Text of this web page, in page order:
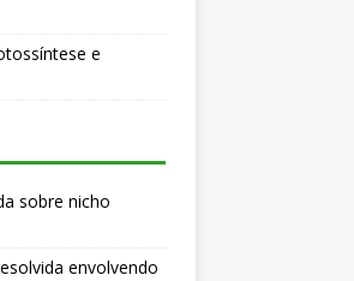
e
sobre nicho
envolvendo